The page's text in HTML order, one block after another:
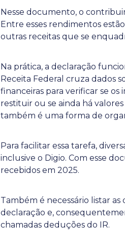
Nesse documento, o
Entre esses rendimentos
outras receitas que se
Na prática, a declaração
Receita Federal cruza dados
financeiras para verificar se os
restituir ou se ainda há
também é uma forma de
Para facilitar essa tarefa,
inclusive o Digio. Com esse
recebidos em 2025.
Também é necessário listar
declaração e,
chamadas deduções do IR.